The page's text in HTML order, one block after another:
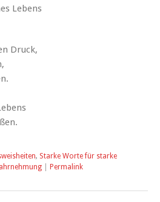
Lebens
Druck,
, Starke Worte für starke
Permalink